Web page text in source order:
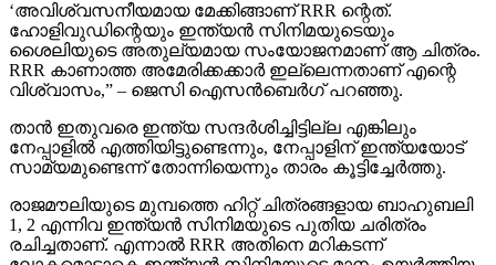
‘അവിശ്വസനീയമായ മേക്കിങ്ങാണ് RRR ന്റെത്.
ഹോളിവുഡിന്റെയും ഇന്ത്യന്‍ സിനിമയുടെയും
ശൈലിയുടെ അതുല്യമായ സംയോജനമാണ് ആ ചിത്രം.
RRR കാണാത്ത അമേരിക്കക്കാര്‍ ഇല്ലെന്നതാണ് എന്റെ
വിശ്വാസം,” – ജെസി ഐസന്‍ബെര്‍ഗ് പറഞ്ഞു.
താന്‍ ഇതുവരെ ഇന്ത്യ സന്ദര്‍ശിച്ചിട്ടില്ല എങ്കിലും
നേപ്പാളില്‍ എത്തിയിട്ടുണ്ടെന്നും, നേപ്പാളിന് ഇന്ത്യയോട്
സാമ്യമുണ്ടെന്ന് തോന്നിയെന്നും താരം കൂട്ടിച്ചേര്‍ത്തു.
രാജമൗലിയുടെ മുമ്പത്തെ ഹിറ്റ് ചിത്രങ്ങളായ ബാഹുബലി
1, 2 എന്നിവ ഇന്ത്യന്‍ സിനിമയുടെ പുതിയ ചരിത്രം
രചിച്ചതാണ്. എന്നാല്‍ RRR അതിനെ മറികടന്ന്